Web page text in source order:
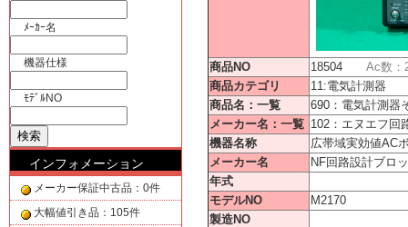
ﾒｰｶｰ名
機器仕様
ﾓﾃﾞﾙNO
インフォメーション
メーカー保証中古品：0件
大幅値引き品：105件
商品NO 18504 Ac数：
商品カテゴリ
11:電気計測器
商品名：一覧
690：電気計測器
メーカー名：一覧 102：エヌエフ
機器名称
広帯域実効値AC
メーカー名
NF回路設計ブロ
年式
モデルNO
M2170
製造NO